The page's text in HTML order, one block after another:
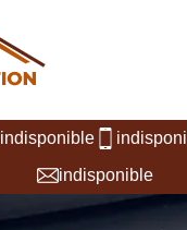
indisponible
indisponible